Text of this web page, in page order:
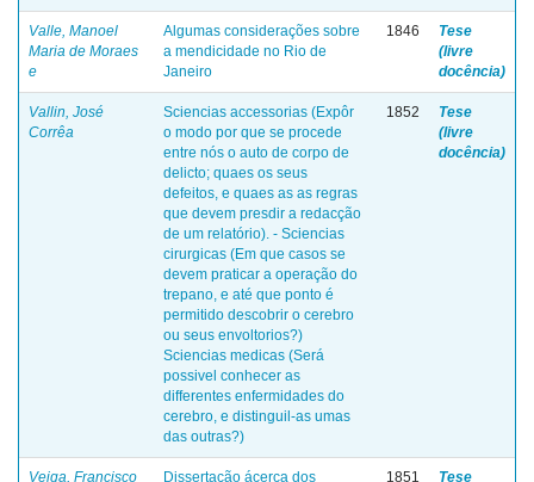
Valle, Manoel
Maria de Moraes
e
Algumas considerações sobre
a mendicidade no Rio de
Janeiro
1846
Tese
(livre
docência)
Vallin, José
Corrêa
Sciencias accessorias (Expôr
o modo por que se procede
entre nós o auto de corpo de
delicto; quaes os seus
defeitos, e quaes as as regras
que devem presdir a redacção
de um relatório). - Sciencias
cirurgicas (Em que casos se
devem praticar a operação do
trepano, e até que ponto é
permitido descobrir o cerebro
ou seus envoltorios?)
Sciencias medicas (Será
possivel conhecer as
differentes enfermidades do
cerebro, e distinguil-as umas
das outras?)
1852
Tese
(livre
docência)
Veiga, Francisco
Dissertação ácerca dos
1851
Tese